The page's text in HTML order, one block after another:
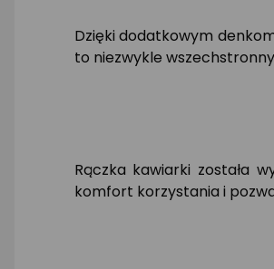
Dzięki dodatkowym
to niezwykle
Rączka kawiarki została
komfort korzystania i